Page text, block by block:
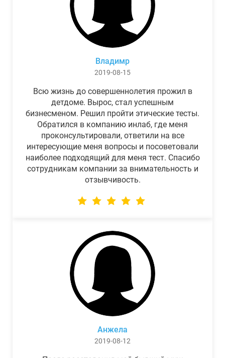
Владимр
2019-08-15
Всю жизнь до совершеннолетия прожил в
детдоме. Вырос, стал успешным
бизнесменом. Решил пройти этические тесты.
Обратился в компанию инлаб, где меня
проконсультировали, ответили на все
интересующие меня вопросы и посоветовали
наиболее подходящий для меня тест. Спасибо
сотрудникам компании за внимательность и
отзывчивость.
Анжела
2019-08-12